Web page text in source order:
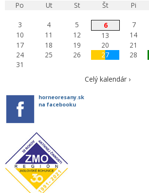
Po
Ut St Št Pi
3
4 5 6 7
10
11 12 13 14
17
18 19 20 21
24
25 26 27 28
31
Celý kalendár ›
horneoresany.sk
na facebooku